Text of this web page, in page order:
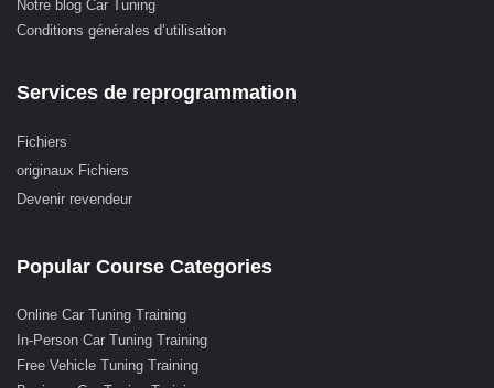
Notre blog Car Tuning
Conditions générales d’utilisation
Services de reprogrammation
Fichiers
originaux Fichiers
Devenir revendeur
Popular Course Categories
Online Car Tuning Training
In-Person Car Tuning Training
Free Vehicle Tuning Training